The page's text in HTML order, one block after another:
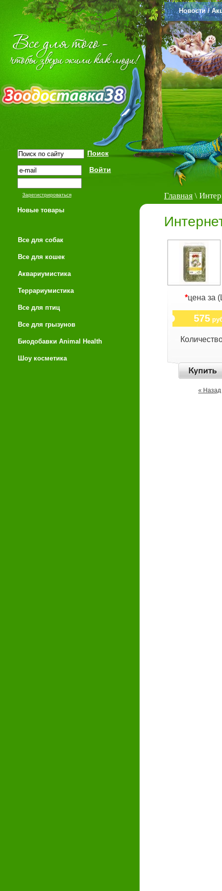
Новости /
Новые товары
Все для собак
Все для кошек
Аквариумистика
Террариумистика
Все для птиц
Все для грызунов
Биодобавки Animal Health
Шоу косметика
Главная \
*цена за
575
« Назад
Зарегистрироваться